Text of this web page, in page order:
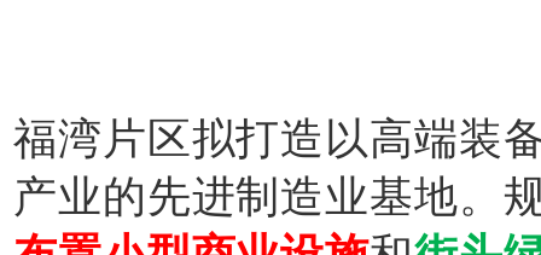
福湾片区拟打造以高端装
产业的先进制造业基地。